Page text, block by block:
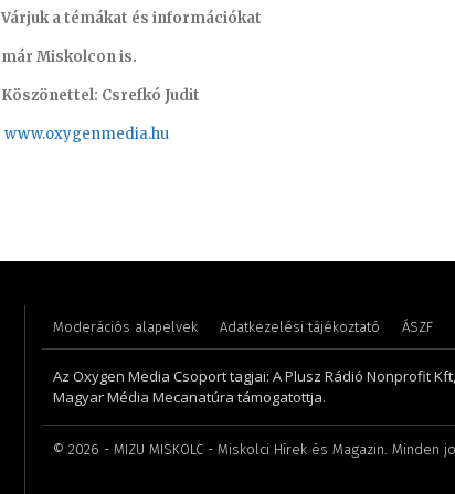
Kis
Várjuk a témákat és információkat
már Miskolcon is.
Köszönettel: Csrefkó Judit
www.oxygenmedia.hu
Moderációs alapelvek Adatkezelési tájékoztató ÁSZF
Az Oxygen Media Csoport tagjai: A Plusz Rádió Nonprofit
Magyar Média Mecanatúra támogatottja.
© 2026 - MIZU MISKOLC - Miskolci Hírek és Magazin. Minden